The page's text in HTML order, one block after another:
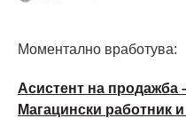
Моментално вработува:
Асистент на продажба
Магацински работник